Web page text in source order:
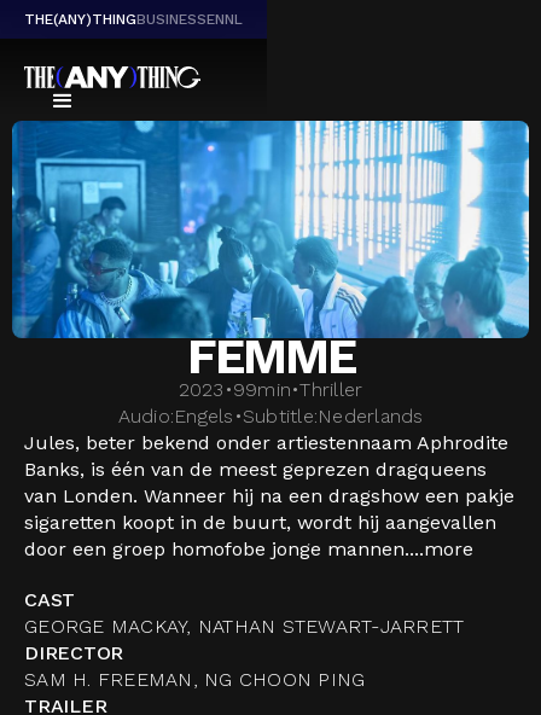
THE(ANY)THINGBUSINESSENNL
FEMME
2023 •99min•Thriller
Audio:Engels •Subtitle:Nederlands
Jules, beter bekend onder artiestennaam Aphrodite
Banks, is één van de meest geprezen dragqueens
van Londen. Wanneer hij na een dragshow een pakje
sigaretten koopt in de buurt, wordt hij aangevallen
door een groep homofobe jonge mannen....more
CAST
GEORGE MACKAY, NATHAN STEWART-JARRETT
DIRECTOR
SAM H. FREEMAN, NG CHOON PING
TRAILER